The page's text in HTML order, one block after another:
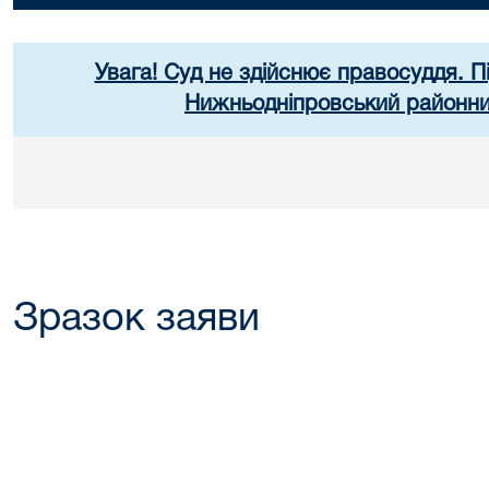
Увага! Суд не здійснює правосуддя.
Нижньодніпровський
Зразок заяви